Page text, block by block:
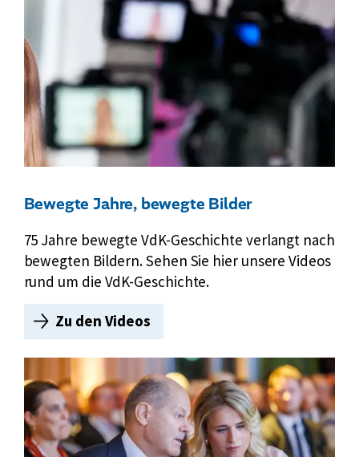
e
n
t
i
o
n
e
n
e
i
n
n
e
r
n
s
h
a
n
i
Bewegte Jahre, bewegte Bilder
75 Jahre bewegte VdK-Geschichte verlangt nach
bewegten Bildern. Sehen Sie hier unsere Videos
rund um die VdK-Geschichte.
Zu den Videos
B
e
g
t
e